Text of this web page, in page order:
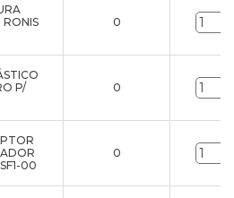
RONIS
0
P/
0
00
0